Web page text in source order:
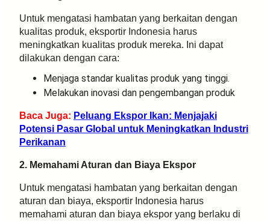
Untuk mengatasi hambatan yang berkaitan dengan
kualitas produk, eksportir Indonesia harus
meningkatkan kualitas produk mereka. Ini dapat
dilakukan dengan cara:
Menjaga standar kualitas produk yang tinggi.
Melakukan inovasi dan pengembangan produk
Baca Juga: Peluang Ekspor Ikan: Menjajaki
Potensi Pasar Global untuk Meningkatkan Industri
Perikanan
2. Memahami Aturan dan Biaya Ekspor
Untuk mengatasi hambatan yang berkaitan dengan
aturan dan biaya, eksportir Indonesia harus
memahami aturan dan biaya ekspor yang berlaku di